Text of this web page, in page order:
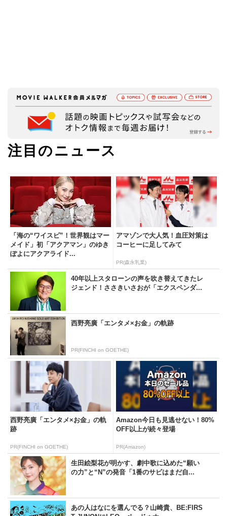
注目のニュース
「海の“ワイスピ”！世界観はマー
メイド」初「アクアマン」のゆき
ぽよにアクアライド...
アマゾンで大人気！血圧対策は
コーヒーに足してみて
PR(森永乳業)
40年以上スタローンの声を吹き替えてきたレ
ジェンド！ささきいさおが「エクスペンダ...
西野亮廣「エンタメ×お金」の軌跡
PR(FINCHI on GOETHE)
西野亮廣「エンタメ×お金」の軌
跡
PR(FINCHI on GOETHE)
Amazon今日も見逃せない！80%
OFF以上が続々登場
PR(Amazon)
生田絵梨花が明かす、劇中歌に込めた“願い
の力”と“N”の発音「1番のサビはまだ自...
あの人はなにを選んでる？山崎貴、BE:FIRS